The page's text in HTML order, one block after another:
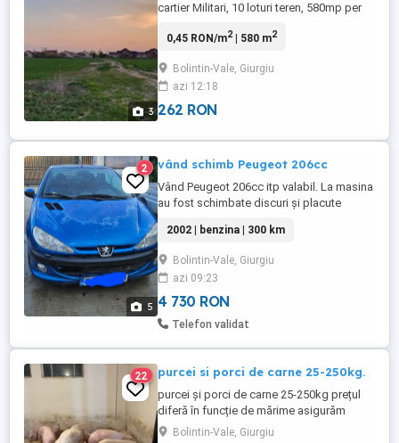
3
cartier Militari, 10 loturi teren, 580mp per
privat 6m, zona noua, linistita, utilitati apa,
case. 10 minute proximitate Lidl, Penny,
Mega Image.
0,45 RON/m2| 580 m2
Bolintin-Vale, Giurgiu
azi 12:18
262 RON
5
2 vând schimb Peugeot 206cc
Vând Peugeot 206cc itp valabil. La masina
au fost schimbate discuri și placute
și rulmenți punte spate. Probleme:
decapotarea se face doar manual, geam
stanga nu se deschide. Ofer fiscal
2002 | benzina | 300 km
Bolintin-Vale, Giurgiu
azi 09:23
4 730 RON
Telefon validat
22 purcei si porci de carne 25-250kg.
purcei și porci de carne 25-250kg prețul
diferă în funcție de mărime asigurăm
transport prețul pornește de la 500 de lei
Bolintin-Vale, Giurgiu